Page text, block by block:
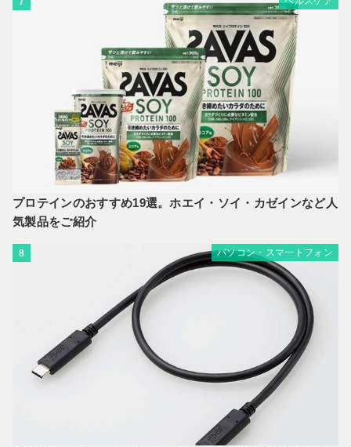
プロテインのおすすめ19選。ホエイ・ソイ・カゼインなど人
気製品をご紹介
8 パソコン・スマートフォン